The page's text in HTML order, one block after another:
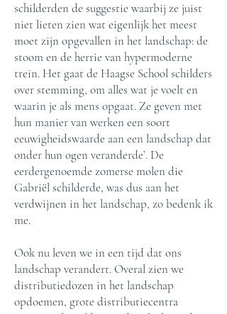
schilderden de suggestie waarbij ze juist
niet lieten zien wat eigenlijk het meest
moet zijn opgevallen in het landschap: de
stoom en de herrie van hypermoderne
trein. Het gaat de Haagse School schilders
over stemming, om alles wat je voelt en
waarin je als mens opgaat. Ze geven met
hun manier van werken een soort
eeuwigheidswaarde aan een landschap dat
onder hun ogen veranderde’. De
eerdergenoemde zomerse molen die
Gabriël schilderde, was dus aan het
verdwijnen in het landschap, zo bedenk ik
me.
Ook nu leven we in een tijd dat ons
landschap verandert. Overal zien we
distributiedozen in het landschap
opdoemen, grote distributiecentra